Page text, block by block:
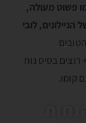
פשוט מעולה,
לובי
בסיס נוח
קומו.